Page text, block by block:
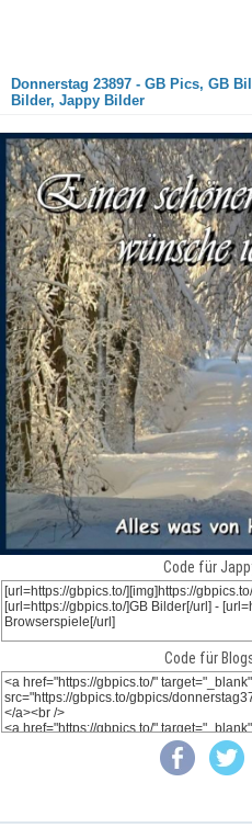
Donnerstag 23897 - GB Pics, GB
Bilder, Jappy Bilder
Code für
Code für